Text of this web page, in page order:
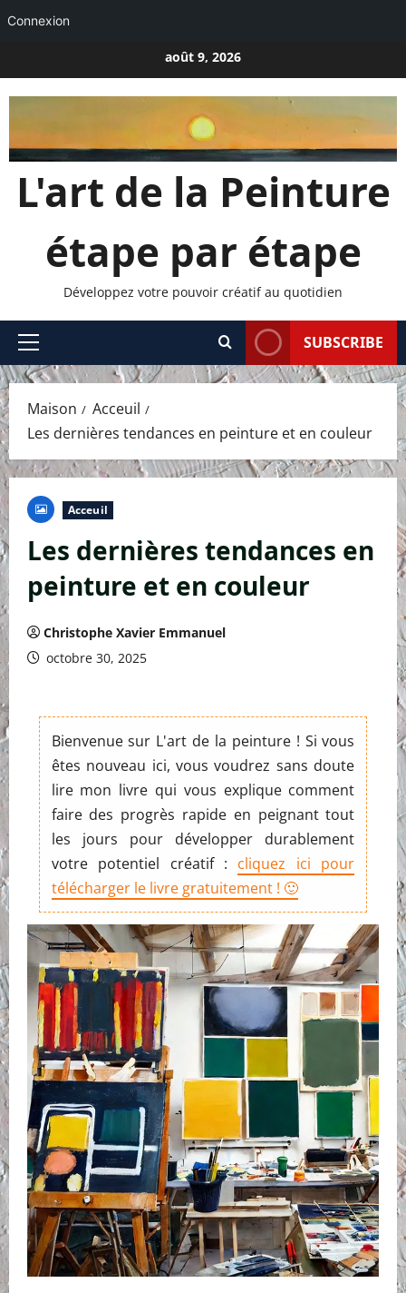
Connexion
au
contenu
août 9, 2026
L'art de la Peinture
étape par étape
Développez votre pouvoir créatif au quotidien
Menu
principal
SUBSCRIBE
Maison
Acceuil
Les dernières tendances en peinture et en couleur
Acceuil
Les dernières tendances en
peinture et en couleur
Christophe Xavier Emmanuel
octobre 30, 2025
Bienvenue sur L'art de la peinture ! Si vous
êtes nouveau ici, vous voudrez sans doute
lire mon livre qui vous explique comment
faire des progrès rapide en peignant tout
les jours pour développer durablement
votre potentiel créatif : cliquez ici pour
télécharger le livre gratuitement ! 🙂